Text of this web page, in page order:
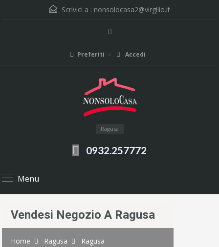
Scrivici a : nonsolocasa2@virgilio.it
Preferiti Accedi
Ragusa
0932.257772
Menu
Vendesi Negozio A Ragusa
Home Ragusa Ragusa